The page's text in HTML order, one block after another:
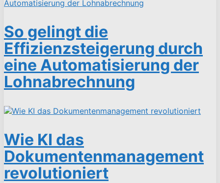
So gelingt die
Effizienzsteigerung durch
eine Automatisierung der
Lohnabrechnung
Wie KI das
Dokumentenmanagement
revolutioniert